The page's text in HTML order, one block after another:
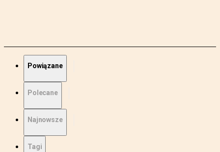
Powiązane
Polecane
Najnowsze
Tagi